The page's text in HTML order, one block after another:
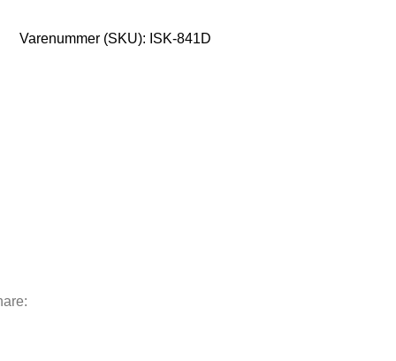
Varenummer (SKU): ISK-841D